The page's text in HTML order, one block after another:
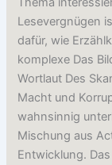
Lesevergnügen
dafür, wie
komplexe Das
Wortlaut Des
Macht und
wahnsinnig
Mischung aus
Entwicklung.